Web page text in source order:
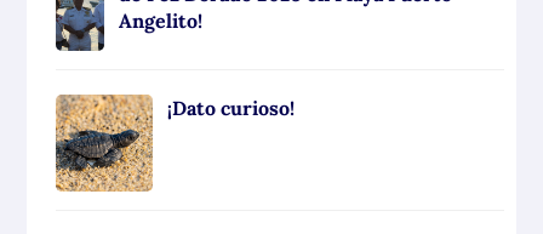
Angelito!
¡Dato curioso!